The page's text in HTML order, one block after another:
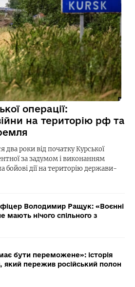
операції:
на територію рф та
два роки від початку Курської
за задумом і виконанням
бойові дії на територію держави-
Володимир Ращук: «Воєнні
мають нічого спільного з
бути переможене»: історія
який пережив російський полон